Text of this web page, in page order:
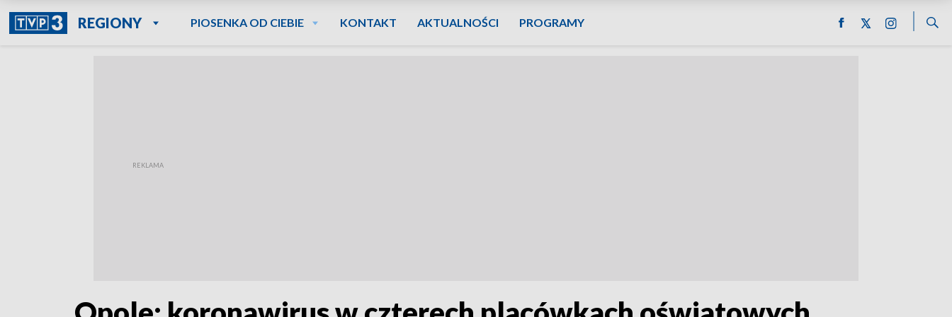
REGIONY PIOSENKA OD CIEBIE KONTAKT AKTUALNOŚCI PROGRAMY